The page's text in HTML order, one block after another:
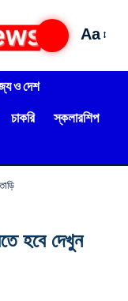
Aa
ও দেশ
চাকরি
স্কলারশিপ
হবে দেখুন